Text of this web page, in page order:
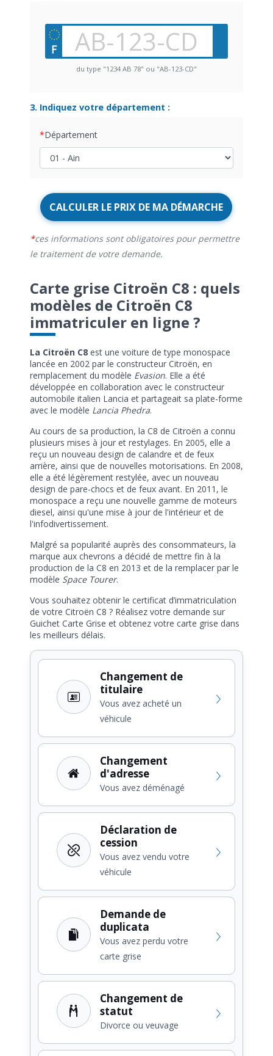
du type "1234 AB 78" ou "AB-123-CD"
3. Indiquez votre département :
Département
CALCULER LE PRIX DE MA DÉMARCHE
ces informations sont obligatoires pour permettre
le traitement de votre demande.
Carte grise Citroën C8 : quels
modèles de Citroën C8
immatriculer en ligne ?
La Citroën C8est une voiture de type monospace
lancée en 2002 par le constructeur Citroën, en
remplacement du modèle Evasion. Elle a été
développée en collaboration avec le constructeur
automobile italien Lancia et partageait sa plate-forme
avec le modèle Lancia Phedra.
Au cours de sa production, la C8 de Citroën a connu
plusieurs mises à jour et restylages. En 2005, elle a
reçu un nouveau design de calandre et de feux
arrière, ainsi que de nouvelles motorisations. En 2008,
elle a été légèrement restylée, avec un nouveau
design de pare-chocs et de feux avant. En 2011, le
monospace a reçu une nouvelle gamme de moteurs
diesel, ainsi qu'une mise à jour de l'intérieur et de
l'infodivertissement.
Malgré sa popularité auprès des consommateurs, la
marque aux chevrons a décidé de mettre fin à la
production de la C8 en 2013 et de la remplacer par le
modèle Space Tourer.
Vous souhaitez obtenir le certificat d’immatriculation
de votre Citroën C8 ? Réalisez votre demande sur
Guichet Carte Grise et obtenez votre carte grise dans
les meilleurs délais.
Changement de
titulaire
Vous avez acheté un
véhicule
Changement
d'adresse
Vous avez déménagé
Déclaration de
cession
Vous avez vendu votre
véhicule
Demande de
duplicata
Vous avez perdu votre
carte grise
Changement de
statut
Divorce ou veuvage